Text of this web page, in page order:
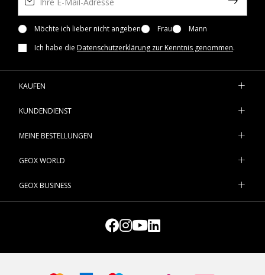
Möchte ich lieber nicht angeben Frau
Mann
Ich habe die Datenschutzerklärung zur Kenntnis genommen.
KAUFEN
KUNDENDIENST
MEINE BESTELLUNGEN
GEOX WORLD
GEOX BUSINESS